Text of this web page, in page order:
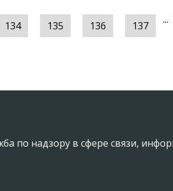
134 135 136 137 ...
по надзору в сфере связи,